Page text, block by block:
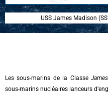
USS James Madison
Les sous-marins de la Classe
sous-marins nucléaires lanceurs